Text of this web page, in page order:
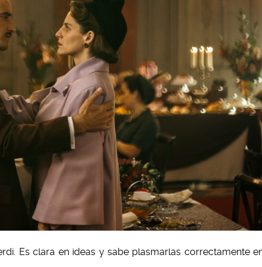
Es clara en ideas y sabe plasmarlas correctamente